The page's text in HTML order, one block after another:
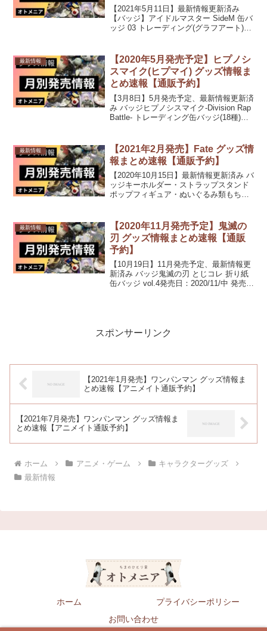
通販予約】
【2021年5月11日】最新情報更新済み
【バッジ】アイドルマスター SideM 缶バ
ッジ 03 トレーディング(グラフアート)発
マスター SideM ラ...
最新情報
【2020年5月発売予定】ヒプノシ
スマイク(ヒプマイ) グッズ情報ま
とめ速報【通販予約】
【3月8日】5月発売予定、最新情報更新済
み バッジヒプノシスマイク-Division Rap
Battle- トレーディング缶バッジ(18種)
最新情報
【2021年2月発売】Fate グッズ情
報まとめ速報【通販予約】
【2020年10月15日】最新情報更新済み バ
ッジキーホルダー・ストラップスタンド
ポップフィギュア・ぬいぐるみ類もちも
ーミー Fat...
最新情報
【2020年11月発売予定】鬼滅の
刃 グッズ情報まとめ速報【通販
予約】
【10月19日】11月発売予定、最新情報更
新済み バッジ鬼滅の刃 とじコレ 折り紙
缶バッジ vol.4発売日：2020/11/中 発売予
スポンサーリンク
【2021年1月発売】ワンパンマン グッズ情報ま
とめ速報【アニメイト通販予約】
【2021年7月発売】ワンパンマン グッズ情報ま
とめ速報【アニメイト通販予約】
ホーム アニメ・ゲーム
キャラクターグッズ
最新情報
ホーム
プライバシーポリシー
お問い合わせ